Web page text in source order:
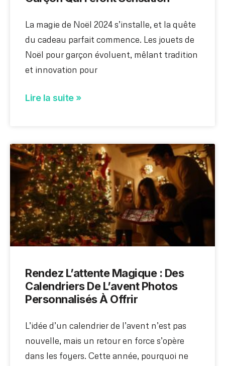
La magie de Noël 2024 s’installe, et la quête
du cadeau parfait commence. Les jouets de
Noël pour garçon évoluent, mêlant tradition
et innovation pour
Lire la suite »
Rendez L’attente Magique : Des
Calendriers De L’avent Photos
Personnalisés À Offrir
L’idée d’un calendrier de l’avent n’est pas
nouvelle, mais un retour en force s’opère
dans les foyers. Cette année, pourquoi ne